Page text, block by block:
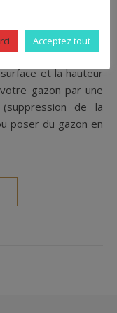
égal à 50% des
et la hauteur
gazon par une
de la
poser du gazon en
Acceptez tout